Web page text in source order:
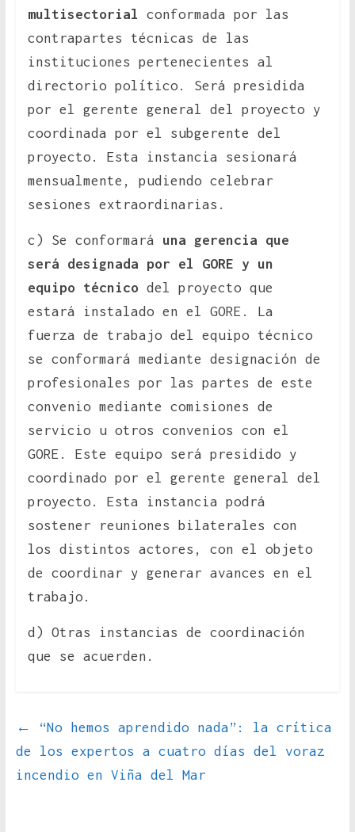
multisectorial conformada por las
contrapartes técnicas de las
instituciones pertenecientes al
directorio político. Será presidida
por el gerente general del proyecto y
coordinada por el subgerente del
proyecto. Esta instancia sesionará
mensualmente, pudiendo celebrar
sesiones extraordinarias.
c) Se conformará una gerencia que
será designada por el GORE y un
equipo técnico del proyecto que
estará instalado en el GORE. La
fuerza de trabajo del equipo técnico
se conformará mediante designación de
profesionales por las partes de este
convenio mediante comisiones de
servicio u otros convenios con el
GORE. Este equipo será presidido y
coordinado por el gerente general del
proyecto. Esta instancia podrá
sostener reuniones bilaterales con
los distintos actores, con el objeto
de coordinar y generar avances en el
trabajo.
d) Otras instancias de coordinación
que se acuerden.
←
“No hemos aprendido nada”: la crítica
de los expertos a cuatro días del voraz
incendio en Viña del Mar